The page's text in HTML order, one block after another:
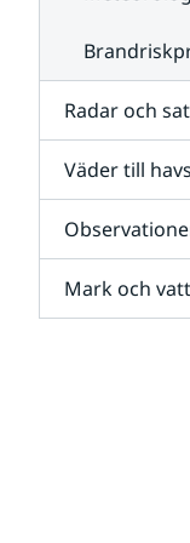
Radar och
Väder till havs
Mark och